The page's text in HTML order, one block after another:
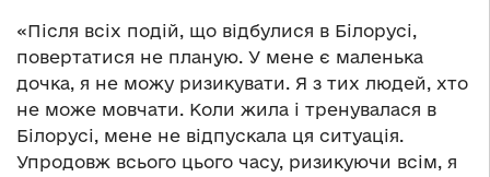
«Після всіх подій, що відбулися в Білорусі,
повертатися не планую. У мене є маленька
дочка, я не можу ризикувати. Я з тих людей, хто
не може мовчати. Коли жила і тренувалася в
Білорусі, мене не відпускала ця ситуація.
Упродовж всього цього часу, ризикуючи всім, я